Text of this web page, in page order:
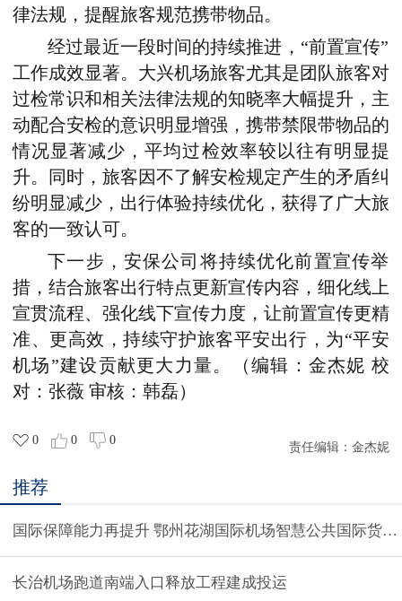
律法规，提醒旅客规范携带物品。
经过最近一段时间的持续推进，“前置宣传”
工作成效显著。大兴机场旅客尤其是团队旅客对
过检常识和相关法律法规的知晓率大幅提升，主
动配合安检的意识明显增强，携带禁限带物品的
情况显著减少，平均过检效率较以往有明显提
升。同时，旅客因不了解安检规定产生的矛盾纠
纷明显减少，出行体验持续优化，获得了广大旅
客的一致认可。
下一步，安保公司将持续优化前置宣传举
措，结合旅客出行特点更新宣传内容，细化线上
宣贯流程、强化线下宣传力度，让前置宣传更精
准、更高效，持续守护旅客平安出行，为“平安
机场”建设贡献更大力量。（编辑：金杰妮 校
对：张薇 审核：韩磊）
0 0 0
责任编辑： 金杰妮
推荐
国际保障能力再提升 鄂州花湖国际机场智慧公共
长治机场跑道南端入口释放工程建成投运